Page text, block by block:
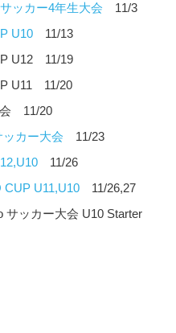
ッカー4年生大会 11/3
U10 11/13
U12 11/19
U11 11/20
会 11/20
カー大会 11/23
11/26
CUP U11,U10 11/26,27
サッカー大会 U10 Starter